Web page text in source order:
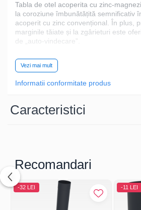
Tabla de otel acoperita cu zinc-
la coroziune îmbunătățită semnificativ
acoperit cu zinc convențional. În plus,
marginile tăiate și la zgârieturi este
de „auto-vindecare”.
Tabla de oțel cu un strat de zinc-
îmbunătățirea rezultatului ecologic al
valoroase și energie, procesării
fără pierderi de calitate la sfârșitul
Vezi mai mult
Informatii conformitate produs
Caracteristici
Recomandari
-32 LEI -11 LEI